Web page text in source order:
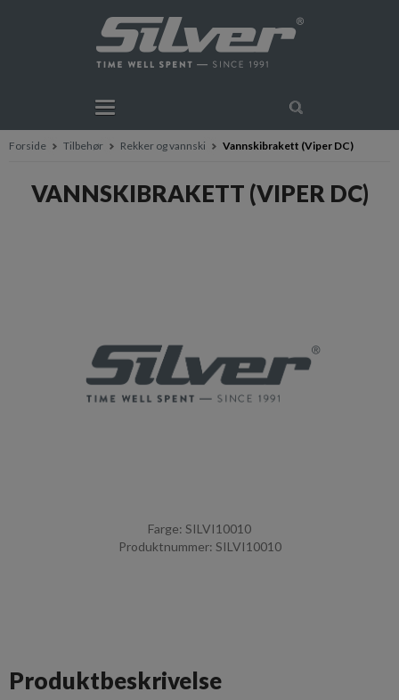
Forside Tilbehør Rekker og vannski Vannskibrakett (Viper DC)
VANNSKIBRAKETT (VIPER DC)
Farge: SILVI10010
Produktnummer: SILVI10010
Produktbeskrivelse